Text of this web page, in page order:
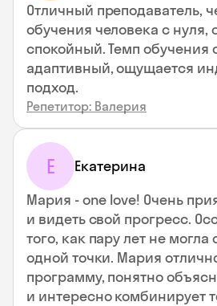
Отличный преподаватель,
обучения человека с нуля,
спокойный. Темп обучения
адаптивный, ощущается
подход.
Репетитор: Валерия
Е Екатерина
Мария - one love! Очень
и видеть свой прогресс.
того, как пару лет не могла
одной точки. Мария
программу, понятно
и интересно комбинирует